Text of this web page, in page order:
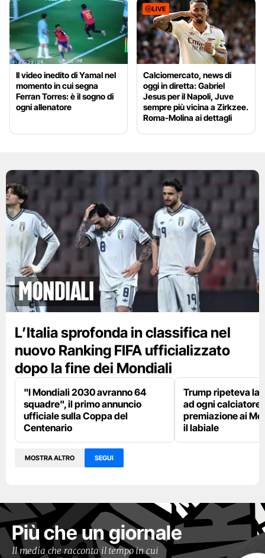
Il video inedito di Yamal nel
momento in cui segna
Ferran Torres: è il sogno di
ogni allenatore
LIVE
Calciomercato, news di
oggi in diretta: Gabriel
Jesus per il Napoli, Juve
sempre più vicina a Zirkzee.
Roma-Molina ai dettagli
Mondiali
L’Italia sprofonda in classifica nel
nuovo Ranking FIFA ufficializzato
dopo la fine dei Mondiali
"I Mondiali 2030 avranno 64
squadre", il primo annuncio
ufficiale sulla Coppa del
Centenario
Trump ripeteva la
ad ogni calciatore
premiazione ai
il labiale
MOSTRA ALTRO SEGUI
Più che un giornale
Il media che racconta il tempo in cui